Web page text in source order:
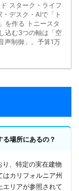
スターク・ライフ
デスク・AIで「ト
を作る トニースタ
込む3つの軸は「空
声制御」。予算1万
る場所にあるの？
、特定の実在建物
はカリフォルニア州
エリアが参照されて